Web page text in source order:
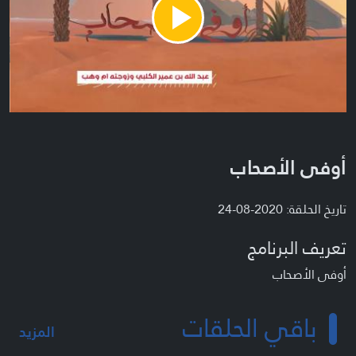
Play
Video
أوفى الأصحاب
تاريخ الحلقة: 2020-08-24
تعريف البرنامج
أوفى الأصحاب
باقي الحلقات المزيد